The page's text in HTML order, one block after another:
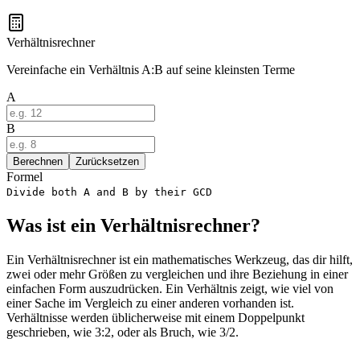
Verhältnisrechner
Vereinfache ein Verhältnis A:B auf seine kleinsten Terme
A
B
Berechnen Zurücksetzen
Formel
Divide both A and B by their GCD
Was ist ein Verhältnisrechner?
Ein Verhältnisrechner ist ein mathematisches Werkzeug, das dir hilft,
zwei oder mehr Größen zu vergleichen und ihre Beziehung in einer
einfachen Form auszudrücken. Ein Verhältnis zeigt, wie viel von
einer Sache im Vergleich zu einer anderen vorhanden ist.
Verhältnisse werden üblicherweise mit einem Doppelpunkt
geschrieben, wie 3:2, oder als Bruch, wie 3/2.